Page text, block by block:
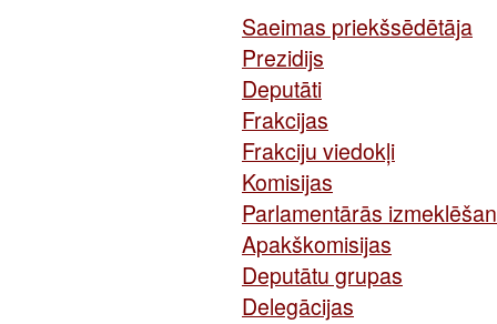
Saeimas priekšsēdētāja
Prezidijs
Deputāti
Frakcijas
Frakciju viedokļi
Komisijas
Parlamentārās
Apakškomisijas
Deputātu grupas
Delegācijas